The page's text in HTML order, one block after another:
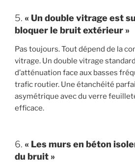
5. « Un double vitrage est
bloquer le bruit extérieur »
Pas toujours. Tout dépend de la
vitrage. Un double vitrage
d’atténuation face aux basses
trafic routier. Une étanchéité
asymétrique avec du verre
efficace.
6. « Les murs en béton
du bruit »